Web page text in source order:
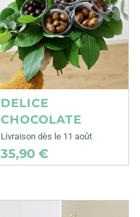
DELICE
CHOCOLATE
Livraison dès le 11 août
35,90 €